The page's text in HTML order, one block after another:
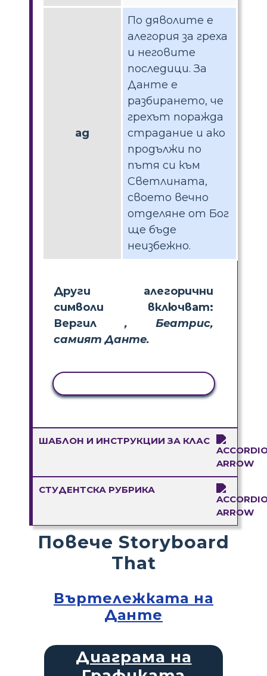
ад
По дяволите е
алегория за греха
и неговите
последици. За
Данте е
разбирането, че
грехът поражда
страдание и ако
продължи по
пътя си към
Светлината,
своето вечно
отделяне от Бог
ще бъде
неизбежно.
Други алегорични
символи включват:
Вергил , Беатрис,
самият Данте.
ШАБЛОН И ИНСТРУКЦИИ ЗА КЛАС
СТУДЕНТСКА РУБРИКА
Повече Storyboard
That
Въртележката на
Данте
Диаграма на